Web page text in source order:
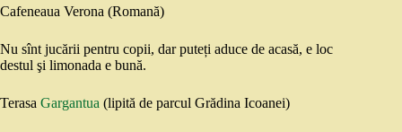
Cafeneaua Verona (Romană)
Nu sînt jucării pentru copii, dar puteți aduce de acasă, e loc
destul şi limonada e bună.
Terasa Gargantua (lipită de parcul Grădina Icoanei)